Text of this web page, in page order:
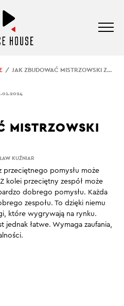
JAK ZBUDOWAĆ MISTRZOWSKI ZESPÓŁ?
KUŹNIAR
MISTRZOWSKI
przeciętnego pomysłu może
kolei przeciętny zespół może
dobrego pomysłu. Każda
zespołu. To dzięki niemu
które wygrywają na rynku.
jednak łatwe. Wymaga zaufania,